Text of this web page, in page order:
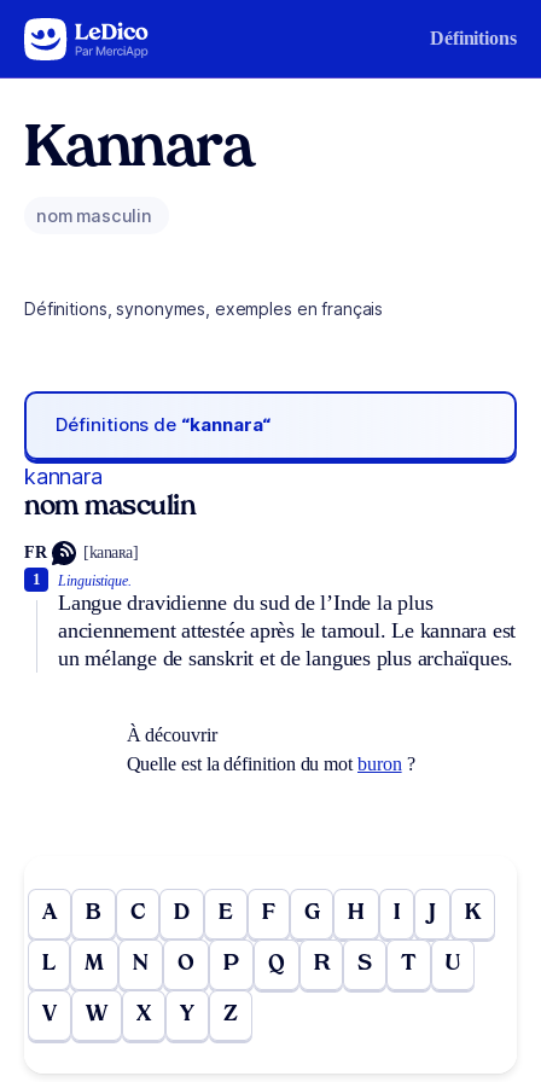
Aller au contenu Définitions
Kannara
nom masculin
Définitions, synonymes, exemples en français
Définitions de “kannara“
kannara
nom masculin
FR [kanaʀa]
Linguistique.
Langue dravidienne du sud de l’Inde la plus
anciennement attestée après le tamoul. Le kannara est
un mélange de sanskrit et de langues plus archaïques.
1
À découvrir
Quelle est la définition du mot buron ?
A B C D E F G H I J K
L M N O P Q R S T U
V W X Y Z